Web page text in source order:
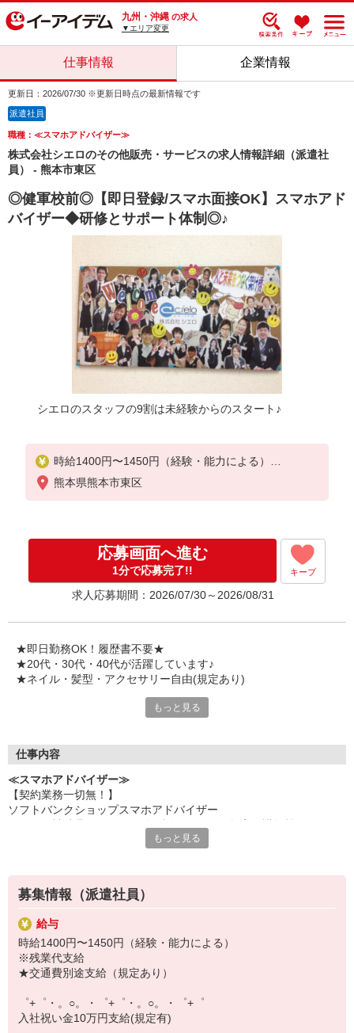
九州・沖縄 の求人
▼エリア変更
仕事情報 企業情報
更新日：2026/07/30 ※更新日時点の最新情報です
派遣社員
職種：≪スマホアドバイザー≫
株式会社シエロのその他販売・サービスの求人情報詳細（派遣社
員） - 熊本市東区
◎健軍校前◎【即日登録/スマホ面接OK】スマホアド
バイザー◆研修とサポート体制◎♪
シエロのスタッフの9割は未経験からのスタート♪
時給1400円〜1450円（経験・能力による）
※残業代支給
★交通費別途支給（規定あり）
入社祝い金10万円支給(規定有)
お友達を紹介頂くと,
インセンティブ支給(規定有)
゜・。○。・゜+゜・。○。・゜+゜
熊本県熊本市東区
応募画面へ進む
1分で応募完了!! キープ
求人応募期間：2026/07/30～2026/08/31
★即日勤務OK！履歴書不要★
★20代・30代・40代が活躍しています♪
★ネイル・髪型・アクセサリー自由(規定あり)
シエロのご紹介するお店は、
優しい人間関係がある場所ばかり！
【選べるお仕事いろいろ】
￣￣￣￣￣￣￣￣￣￣￣
事務、経理、データ入力、コールセンター、受付
機械/食品製造・梱包・仕分け・加工・組立・検査
▼美容系
眉毛サロンのアイブロウ・ネイリスト・エステ
▼営業・販売
法人営業・アパレル販売・個別指導塾・人材紹介
▼人気案件も多数♪
短期・期間限定・オープニング・官公庁案件
上場/優良/大手企業など
【スマホ面接実施中】
￣￣￣￣￣￣￣￣￣
もっと見る
仕事内容
≪スマホアドバイザー≫
【契約業務一切無！】
ソフトバンクショップスマホアドバイザー
※未経験大歓迎、幅広い年齢層活躍！
もっと見る
募集情報（派遣社員）
給与
時給1400円〜1450円（経験・能力による）
※残業代支給
★交通費別途支給（規定あり）
゜+゜・。○。・゜+゜・。○。・゜+゜
入社祝い金10万円支給(規定有)